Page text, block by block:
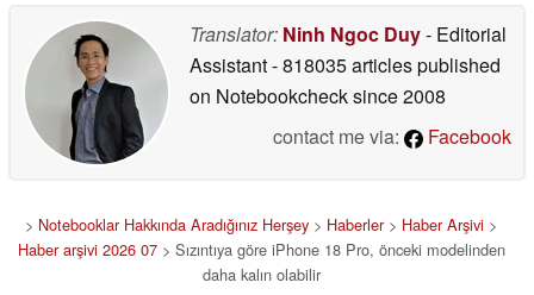
Translator: Ninh Ngoc Duy- Editorial
Assistant- 818035 articles published
on Notebookchecksince 2008
contact me via:
Facebook
> Notebooklar Hakkında Aradığınız Herşey > Haberler> Haber Arşivi >
Haber arşivi 2026 07> Sızıntıya göre iPhone 18 Pro, önceki modelinden
daha kalın olabilir